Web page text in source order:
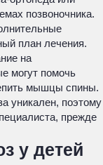
позвоночника.
план лечения.
на
могут помочь
мышцы спины.
уникален, поэтому
прежде
у детей